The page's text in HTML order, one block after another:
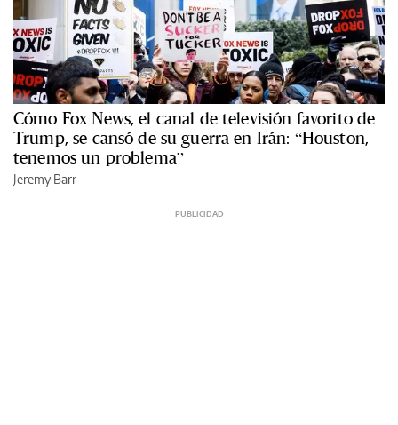
Cómo Fox News, el canal de televisión favorito de
Trump, se cansó de su guerra en Irán: “Houston,
tenemos un problema”
Jeremy Barr